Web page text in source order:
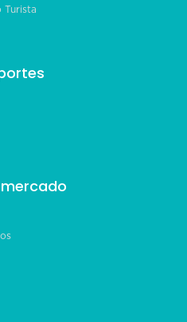
Turista